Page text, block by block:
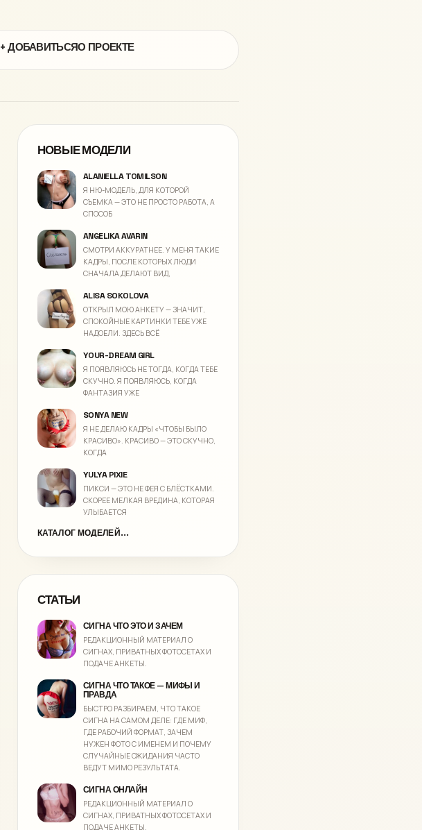
+ ДОБАВИТЬСЯО ПРОЕКТЕ
НОВЫЕ МОДЕЛИ
ALANIELLA TOMILSON
Я НЮ-МОДЕЛЬ, ДЛЯ КОТОРОЙ
СЪЕМКА — ЭТО НЕ ПРОСТО РАБОТА, А
СПОСОБ
ANGELIKA AVARIN
СМОТРИ АККУРАТНЕЕ. У МЕНЯ ТАКИЕ
КАДРЫ, ПОСЛЕ КОТОРЫХ ЛЮДИ
СНАЧАЛА ДЕЛАЮТ ВИД,
ALISA SOKOLOVA
ОТКРЫЛ МОЮ АНКЕТУ — ЗНАЧИТ,
СПОКОЙНЫЕ КАРТИНКИ ТЕБЕ УЖЕ
НАДОЕЛИ. ЗДЕСЬ ВСЁ
YOUR-DREAM GIRL
Я ПОЯВЛЯЮСЬ НЕ ТОГДА, КОГДА ТЕБЕ
СКУЧНО. Я ПОЯВЛЯЮСЬ, КОГДА
ФАНТАЗИЯ УЖЕ
SONYA NEW
Я НЕ ДЕЛАЮ КАДРЫ «ЧТОБЫ БЫЛО
КРАСИВО». КРАСИВО — ЭТО СКУЧНО,
КОГДА
YULYA PIXIE
ПИКСИ — ЭТО НЕ ФЕЯ С БЛЁСТКАМИ.
СКОРЕЕ МЕЛКАЯ ВРЕДИНА, КОТОРАЯ
УЛЫБАЕТСЯ
КАТАЛОГ МОДЕЛЕЙ...
СТАТЬИ
СИГНА ЧТО ЭТО И ЗАЧЕМ
РЕДАКЦИОННЫЙ МАТЕРИАЛ О
СИГНАХ, ПРИВАТНЫХ ФОТОСЕТАХ И
ПОДАЧЕ АНКЕТЫ.
СИГНА ЧТО ТАКОЕ — МИФЫ И
ПРАВДА
БЫСТРО РАЗБИРАЕМ, ЧТО ТАКОЕ
СИГНА НА САМОМ ДЕЛЕ: ГДЕ МИФ,
ГДЕ РАБОЧИЙ ФОРМАТ, ЗАЧЕМ
НУЖЕН ФОТО С ИМЕНЕМ И ПОЧЕМУ
СЛУЧАЙНЫЕ ОЖИДАНИЯ ЧАСТО
ВЕДУТ МИМО РЕЗУЛЬТАТА.
СИГНА ОНЛАЙН
РЕДАКЦИОННЫЙ МАТЕРИАЛ О
СИГНАХ, ПРИВАТНЫХ ФОТОСЕТАХ И
ПОДАЧЕ АНКЕТЫ.